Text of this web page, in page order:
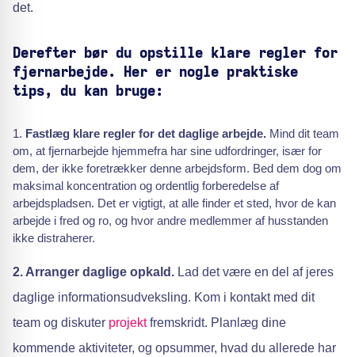
det.
Derefter bør du opstille klare regler for
fjernarbejde. Her er nogle praktiske
tips, du kan bruge:
Fastlæg klare regler for det daglige arbejde. Mind dit team
om, at fjernarbejde hjemmefra har sine udfordringer, især for
dem, der ikke foretrækker denne arbejdsform. Bed dem dog om
maksimal koncentration og ordentlig forberedelse af
arbejdspladsen. Det er vigtigt, at alle finder et sted, hvor de kan
arbejde i fred og ro, og hvor andre medlemmer af husstanden
ikke distraherer.
2. Arranger daglige opkald. Lad det være en del af jeres
daglige informationsudveksling. Kom i kontakt med dit
team og diskuter projektfremskridt. Planlæg dine
kommende aktiviteter, og opsummer, hvad du allerede har